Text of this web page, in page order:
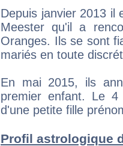
Depuis janvier 2013 il
Meester qu'il a
Oranges. Ils se sont
mariés en toute
En mai 2015, ils
premier enfant. Le 4
d'une petite fille
Profil astrologique